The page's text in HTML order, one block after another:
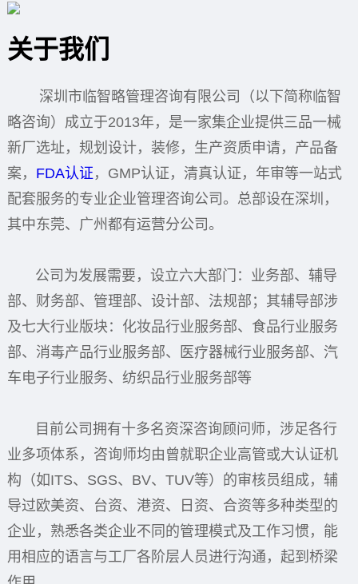
关于我们
深圳市临智略管理咨询有限公司（以下简称临智
略咨询）成立于2013年，是一家集企业提供三品一械
新厂选址，规划设计，装修，生产资质申请，产品备
案， FDA认证 ，GMP认证，清真认证，年审等一站式
配套服务的专业企业管理咨询公司。总部设在深圳，
其中东莞、广州都有运营分公司。
公司为发展需要，设立六大部门：业务部、辅导
部、财务部、管理部、设计部、法规部；其辅导部涉
及七大行业版块：化妆品行业服务部、食品行业服务
部、消毒产品行业服务部、医疗器械行业服务部、汽
车电子行业服务、纺织品行业服务部等
目前公司拥有十多名资深咨询顾问师，涉足各行
业多项体系，咨询师均由曾就职企业高管或大认证机
构（如ITS、SGS、BV、TUV等）的审核员组成，辅
导过欧美资、台资、港资、日资、合资等多种类型的
企业，熟悉各类企业不同的管理模式及工作习惯，能
用相应的语言与工厂各阶层人员进行沟通，起到桥梁